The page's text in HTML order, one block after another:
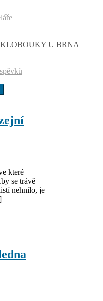
U BRNA
které
se trávě
nehnilo, je